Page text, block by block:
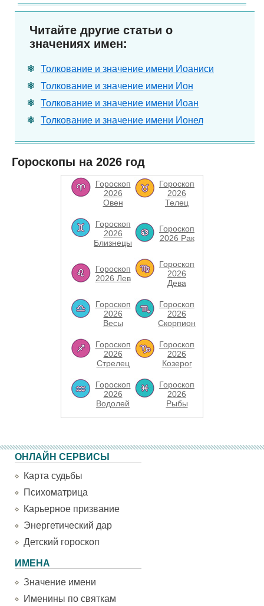
Читайте другие статьи о
значениях имен:
Толкование и значение имени Иоаниси
Толкование и значение имени Ион
Толкование и значение имени Иоан
Толкование и значение имени Ионел
Гороскопы на 2026 год
Гороскоп
2026
Овен
Гороскоп
2026
Телец
Гороскоп
2026
Близнецы
Гороскоп
2026 Рак
Гороскоп
2026 Лев
Гороскоп
2026
Дева
Гороскоп
2026
Весы
Гороскоп
2026
Скорпион
Гороскоп
2026
Стрелец
Гороскоп
2026
Козерог
Гороскоп
2026
Водолей
Гороскоп
2026
Рыбы
ОНЛАЙН СЕРВИСЫ
Карта судьбы
Психоматрица
Карьерное призвание
Энергетический дар
Детский гороскоп
ИМЕНА
Значение имени
Именины по святкам